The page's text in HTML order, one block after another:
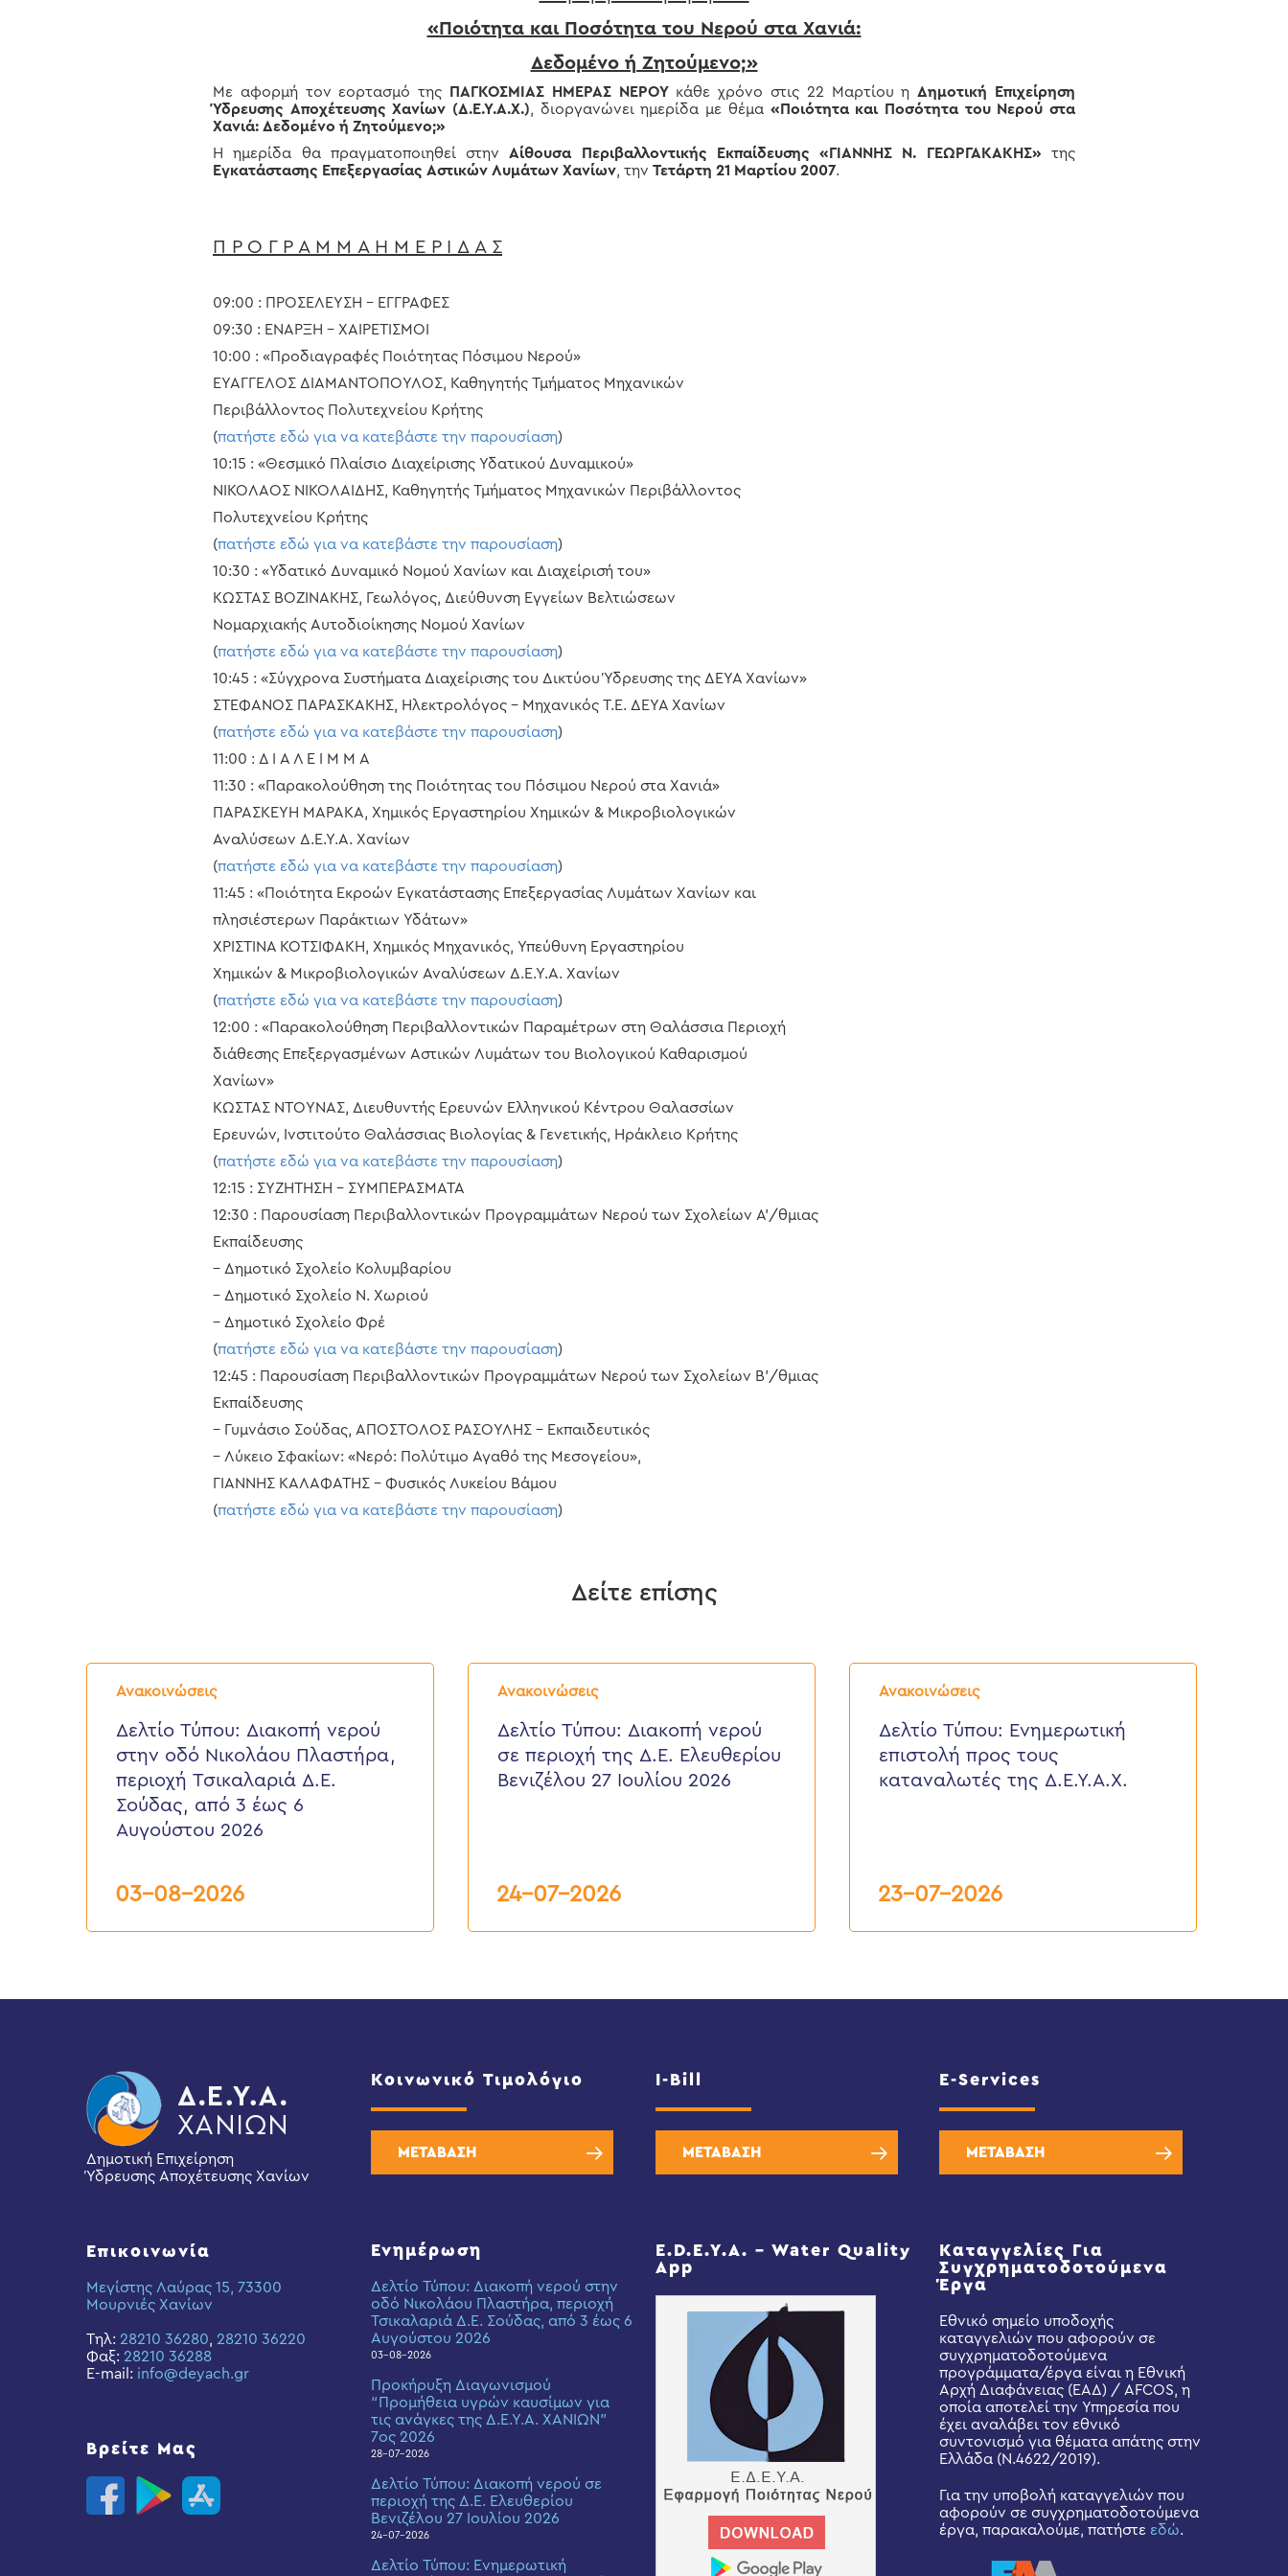
«Ποιότητα και Ποσότητα του Νερού στα Χανιά:
Δεδομένο ή Ζητούμενο;»
Με αφορμή τον εορτασμό της ΠΑΓΚΟΣΜΙΑΣ ΗΜΕΡΑΣ ΝΕΡΟΥκάθε χρόνο στις 22 Μαρτίου ηΔημοτική Επιχείρηση
Ύδρευσης Αποχέτευσης Χανίων (Δ.Ε.Υ.Α.Χ.), διοργανώνει ημερίδα με θέμα «Ποιότητα και Ποσότητα του Νερού στα
Χανιά: Δεδομένο ή Ζητούμενο;»
Η ημερίδα θα πραγματοποιηθεί στηνΑίθουσα Περιβαλλοντικής Εκπαίδευσης «ΓΙΑΝΝΗΣ Ν. ΓΕΩΡΓΑΚΑΚΗΣ»της
Εγκατάστασης Επεξεργασίας Αστικών Λυμάτων Χανίων, την Τετάρτη 21 Μαρτίου 2007.
Π Ρ Ο Γ Ρ Α Μ Μ Α Η Μ Ε Ρ Ι Δ Α Σ
09:00 : ΠΡΟΣΕΛΕΥΣΗ – ΕΓΓΡΑΦΕΣ
09:30 : ΕΝΑΡΞΗ – ΧΑΙΡΕΤΙΣΜΟΙ
10:00 : «Προδιαγραφές Ποιότητας Πόσιμου Νερού»
ΕΥΑΓΓΕΛΟΣ ΔΙΑΜΑΝΤΟΠΟΥΛΟΣ, Καθηγητής Τμήματος Μηχανικών
Περιβάλλοντος Πολυτεχνείου Κρήτης
(πατήστε εδώ για να κατεβάστε την παρουσίαση)
10:15 : «Θεσμικό Πλαίσιο Διαχείρισης Υδατικού Δυναμικού»
ΝΙΚΟΛΑΟΣ ΝΙΚΟΛΑΙΔΗΣ, Καθηγητής Τμήματος Μηχανικών Περιβάλλοντος
Πολυτεχνείου Κρήτης
(πατήστε εδώ για να κατεβάστε την παρουσίαση)
10:30 : «Υδατικό Δυναμικό Νομού Χανίων και Διαχείρισή του»
ΚΩΣΤΑΣ ΒΟΖΙΝΑΚΗΣ, Γεωλόγος, Διεύθυνση Εγγείων Βελτιώσεων
Νομαρχιακής Αυτοδιοίκησης Νομού Χανίων
(πατήστε εδώ για να κατεβάστε την παρουσίαση)
10:45 : «Σύγχρονα Συστήματα Διαχείρισης του Δικτύου Ύδρευσης της ΔΕΥΑ Χανίων»
ΣΤΕΦΑΝΟΣ ΠΑΡΑΣΚΑΚΗΣ, Ηλεκτρολόγος – Μηχανικός Τ.Ε. ΔΕΥΑ Χανίων
(πατήστε εδώ για να κατεβάστε την παρουσίαση)
11:00 : Δ Ι Α Λ Ε Ι Μ Μ Α
11:30 : «Παρακολούθηση της Ποιότητας του Πόσιμου Νερού στα Χανιά»
ΠΑΡΑΣΚΕΥΗ ΜΑΡΑΚΑ, Χημικός Εργαστηρίου Χημικών & Μικροβιολογικών
Αναλύσεων Δ.Ε.Υ.Α. Χανίων
(πατήστε εδώ για να κατεβάστε την παρουσίαση)
11:45 : «Ποιότητα Εκροών Εγκατάστασης Επεξεργασίας Λυμάτων Χανίων και
πλησιέστερων Παράκτιων Υδάτων»
ΧΡΙΣΤΙΝΑ ΚΟΤΣΙΦΑΚΗ, Χημικός Μηχανικός, Υπεύθυνη Εργαστηρίου
Χημικών & Μικροβιολογικών Αναλύσεων Δ.Ε.Υ.Α. Χανίων
(πατήστε εδώ για να κατεβάστε την παρουσίαση)
12:00 : «Παρακολούθηση Περιβαλλοντικών Παραμέτρων στη Θαλάσσια Περιοχή
διάθεσης Επεξεργασμένων Αστικών Λυμάτων του Βιολογικού Καθαρισμού
Χανίων»
ΚΩΣΤΑΣ ΝΤΟΥΝΑΣ, Διευθυντής Ερευνών Ελληνικού Κέντρου Θαλασσίων
Ερευνών, Ινστιτούτο Θαλάσσιας Βιολογίας & Γενετικής, Ηράκλειο Κρήτης
(πατήστε εδώ για να κατεβάστε την παρουσίαση)
12:15 : ΣΥΖΗΤΗΣΗ – ΣΥΜΠΕΡΑΣΜΑΤΑ
12:30 : Παρουσίαση Περιβαλλοντικών Προγραμμάτων Νερού των Σχολείων Α’/θμιας
Εκπαίδευσης
– Δημοτικό Σχολείο Κολυμβαρίου
– Δημοτικό Σχολείο Ν. Χωριού
– Δημοτικό Σχολείο Φρέ
(πατήστε εδώ για να κατεβάστε την παρουσίαση)
12:45 : Παρουσίαση Περιβαλλοντικών Προγραμμάτων Νερού των Σχολείων Β’/θμιας
Εκπαίδευσης
– Γυμνάσιο Σούδας, ΑΠΟΣΤΟΛΟΣ ΡΑΣΟΥΛΗΣ – Εκπαιδευτικός
– Λύκειο Σφακίων: «Νερό: Πολύτιμο Αγαθό της Μεσογείου»,
ΓΙΑΝΝΗΣ ΚΑΛΑΦΑΤΗΣ – Φυσικός Λυκείου Βάμου
(πατήστε εδώ για να κατεβάστε την παρουσίαση)
Δείτε επίσης
Ανακοινώσεις
Δελτίο
Τύπου:
νερού
στην
Νικολάου
Πλαστήρα,
περιοχή
Τσικαλαριά
6
Δελτίο Τύπου: Διακοπή νερού
στην οδό Νικολάου Πλαστήρα,
περιοχή Τσικαλαριά Δ.Ε.
Σούδας, από 3 έως 6
Αυγούστου 2026
03-08-2026
Ανακοινώσεις
Δελτίο
Τύπου:
νερού
περιοχή
Δελτίο Τύπου: Διακοπή νερού
σε περιοχή της Δ.Ε. Ελευθερίου
Βενιζέλου 27 Ιουλίου 2026
24-07-2026
Ανακοινώσεις
Δελτίο
Τύπου:
επιστολή
προς
τους
καταναλωτές
Δελτίο Τύπου: Eνημερωτική
επιστολή προς τους
καταναλωτές της Δ.Ε.Υ.Α.Χ.
23-07-2026
Δημοτική Επιχείρηση
Ύδρευσης Αποχέτευσης Χανίων
Επικοινωνία
Μεγίστης Λαύρας 15, 73300
Μουρνιές Χανίων
Τηλ: 28210 36280, 28210 36220
Φαξ: 28210 36288
E-mail: info@deyach.gr
Βρείτε Μας
Κοινωνικό Τιμολόγιο
ΜΕΤΑΒΑΣΗ
Ενημέρωση
Δελτίο Τύπου: Διακοπή νερού στην
οδό Νικολάου Πλαστήρα, περιοχή
Τσικαλαριά Δ.Ε. Σούδας, από 3 έως 6
Αυγούστου 2026
03-08-2026
Προκήρυξη Διαγωνισμού
“Προμήθεια υγρών καυσίμων για
τις ανάγκες της Δ.Ε.Υ.Α. ΧΑΝΙΩΝ”
7ος 2026
28-07-2026
Δελτίο Τύπου: Διακοπή νερού σε
περιοχή της Δ.Ε. Ελευθερίου
Βενιζέλου 27 Ιουλίου 2026
24-07-2026
Δελτίο Τύπου: Eνημερωτική
I-Bill
ΜΕΤΑΒΑΣΗ
E.D.E.Y.A. – Water Quality
App
E-Services
ΜΕΤΑΒΑΣΗ
Καταγγελίες Για
Συγχρηματοδοτούμενα
Έργα
Εθνικό σημείο υποδοχής
καταγγελιών που αφορούν σε
συγχρηματοδοτούμενα
προγράμματα/έργα είναι η Εθνική
Αρχή Διαφάνειας (ΕΑΔ) / AFCOS, η
οποία αποτελεί την Υπηρεσία που
έχει αναλάβει τον εθνικό
συντονισμό για θέματα απάτης στην
Ελλάδα (Ν.4622/2019).
Για την υποβολή καταγγελιών που
αφορούν σε συγχρηματοδοτούμενα
έργα, παρακαλούμε, πατήστε εδώ.